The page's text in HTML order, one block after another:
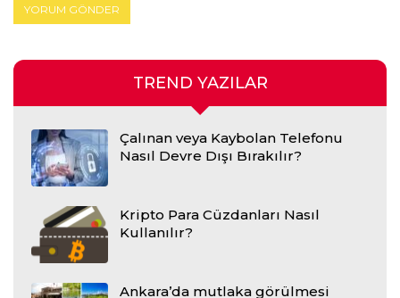
TREND YAZILAR
Çalınan veya Kaybolan Telefonu
Nasıl Devre Dışı Bırakılır?
Kripto Para Cüzdanları Nasıl
Kullanılır?
Ankara’da mutlaka görülmesi